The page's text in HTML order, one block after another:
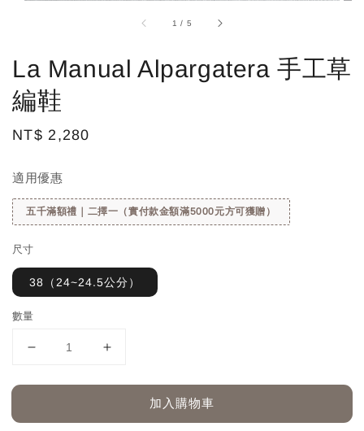
1 / 5
La Manual Alpargatera 手工草
編鞋
Regular
NT$ 2,280
適用優惠
五千滿額禮｜二擇一（實付款金額滿5000元方可獲贈）
尺寸
38（24~24.5公分）
數量
加入購物車